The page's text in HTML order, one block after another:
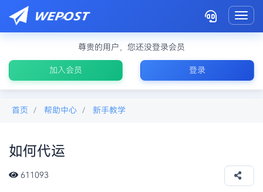
尊贵的用户，您还没登录会员
加入会员 登录
首页 帮助中心 新手教学
如何代运
611093